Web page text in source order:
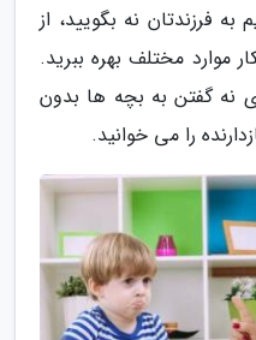
فرزندتان نه بگویید، از
موارد مختلف بهره ببرید.
نه گفتن به بچه ها بدون
را می خوانید.